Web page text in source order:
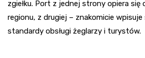
zgiełku. Port z jednej strony opiera się
regionu, z drugiej – znakomicie wpisuje
standardy obsługi żeglarzy i turystów.